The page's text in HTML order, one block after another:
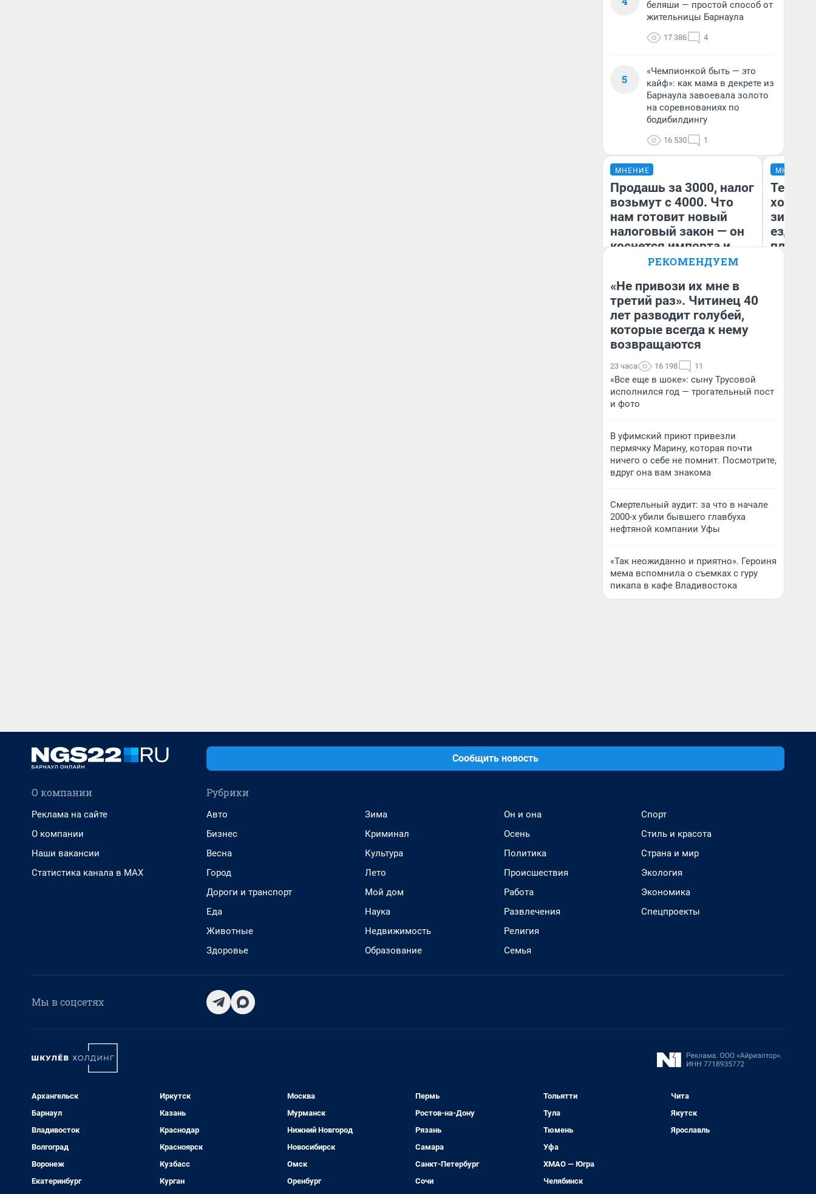
беляши — простой способ от
жительницы Барнаула
17 386 4
5
«Чемпионкой быть — это
кайф»: как мама в декрете из
Барнаула завоевала золото
на соревнованиях по
бодибилдингу
16 530 1
МНЕНИЕ
Продашь за 3000, налог
возьмут с 4000. Что
нам готовит новый
налоговый закон — он
коснется импорта и
даже репетиторов
Анастасия Завгородняя
МНЕНИЕ
Тепло
зимой.
ездит
плюсы
РЕКОМЕНДУЕМ
«Не привози их мне в
третий раз». Читинец 40
лет разводит голубей,
которые всегда к нему
возвращаются
23 часа 16 198 11
«Все еще в шоке»: сыну Трусовой
исполнился год — трогательный пост
и фото
В уфимский приют привезли
пермячку Марину, которая почти
ничего о себе не помнит. Посмотрите,
вдруг она вам знакома
Смертельный аудит: за что в начале
2000-х убили бывшего главбуха
нефтяной компании Уфы
«Так неожиданно и приятно». Героиня
мема вспомнила о съемках с гуру
пикапа в кафе Владивостока
Сообщить новость
О компании
Реклама на сайте
О компании
Наши вакансии
Статистика канала в MAX
Рубрики
Авто
Бизнес
Весна
Город
Дороги и транспорт
Еда
Животные
Здоровье
Зима
Криминал
Культура
Лето
Мой дом
Наука
Недвижимость
Образование
Он и она
Осень
Политика
Происшествия
Работа
Развлечения
Религия
Семья
Спорт
Стиль и красота
Страна и мир
Экология
Экономика
Спецпроекты
Мы в соцсетях
Архангельск
Барнаул
Владивосток
Волгоград
Воронеж
Екатеринбург
Иркутск
Казань
Краснодар
Красноярск
Кузбасс
Курган
Москва
Мурманск
Нижний Новгород
Новосибирск
Омск
Оренбург
Пермь
Ростов-на-Дону
Рязань
Самара
Санкт-Петербург
Сочи
Тольятти
Тула
Тюмень
Уфа
ХМАО — Югра
Челябинск
Чита
Якутск
Ярославль